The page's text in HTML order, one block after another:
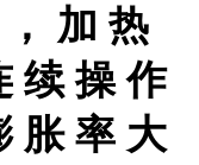
加 热
续 操 作
胀 率 大